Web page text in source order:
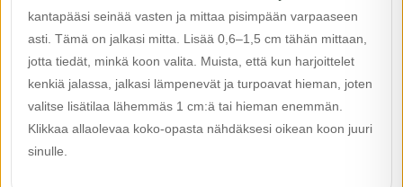
kantapääsi seinää vasten ja mittaa pisimpään varpaaseen
asti. Tämä on jalkasi mitta. Lisää 0,6–1,5 cm tähän mittaan,
jotta tiedät, minkä koon valita. Muista, että kun harjoittelet
kenkiä jalassa, jalkasi lämpenevät ja turpoavat hieman, joten
valitse lisätilaa lähemmäs 1 cm:ä tai hieman enemmän.
Klikkaa allaolevaa koko-opasta nähdäksesi oikean koon juuri
sinulle.